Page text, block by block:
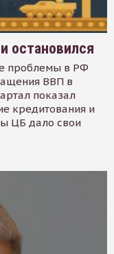
остановился
проблемы в РФ
ВВП в
показал
кредитования и
ЦБ дало свои